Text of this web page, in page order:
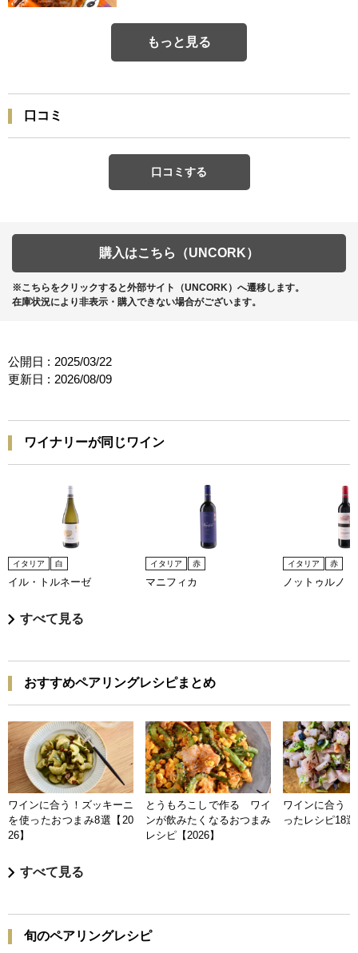
もっと見る
口コミ
口コミする
購入はこちら（UNCORK）
※こちらをクリックすると外部サイト（UNCORK）へ遷移します。
在庫状況により非表示・購入できない場合がございます。
公開日 : 2025/03/22
更新日 : 2026/08/09
ワイナリーが同じワイン
イタリア 白
イル・トルネーゼ
イタリア 赤
マニフィカ
イタリア 赤
ノットゥルノ
すべて見る
おすすめペアリングレシピまとめ
ワインに合う！ズッキーニ
を使ったおつまみ8選【20
26】
とうもろこしで作る ワイ
ンが飲みたくなるおつまみ
レシピ【2026】
ワインに合う
ったレシピ18
すべて見る
旬のペアリングレシピ